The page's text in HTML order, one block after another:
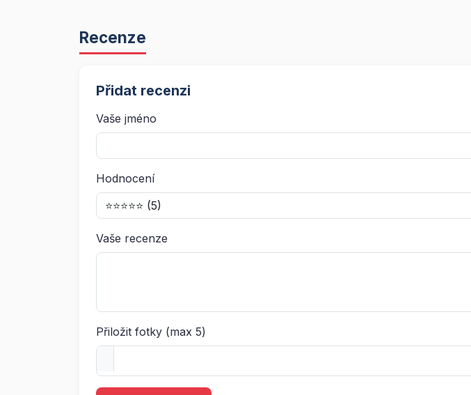
Recenze
Přidat recenzi
Vaše jméno
Hodnocení
Vaše recenze
Přiložit fotky (max 5)